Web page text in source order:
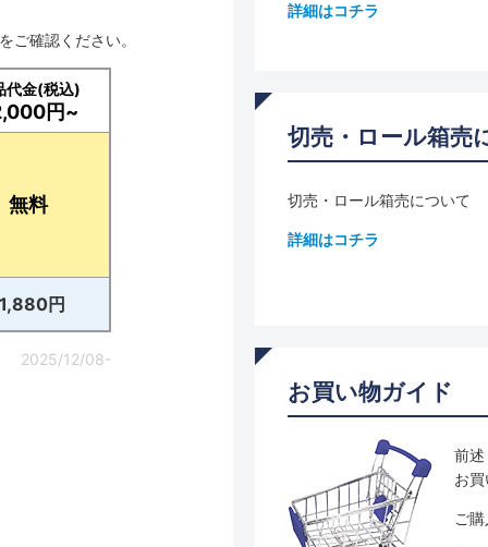
ご確認ください。
代金(税込)
円~
無料
円
2025/12/08-
詳細はコチラ
切売・ロール箱売
切売・ロール箱売について
詳細はコチラ
お買い物ガイド
前
お
ご